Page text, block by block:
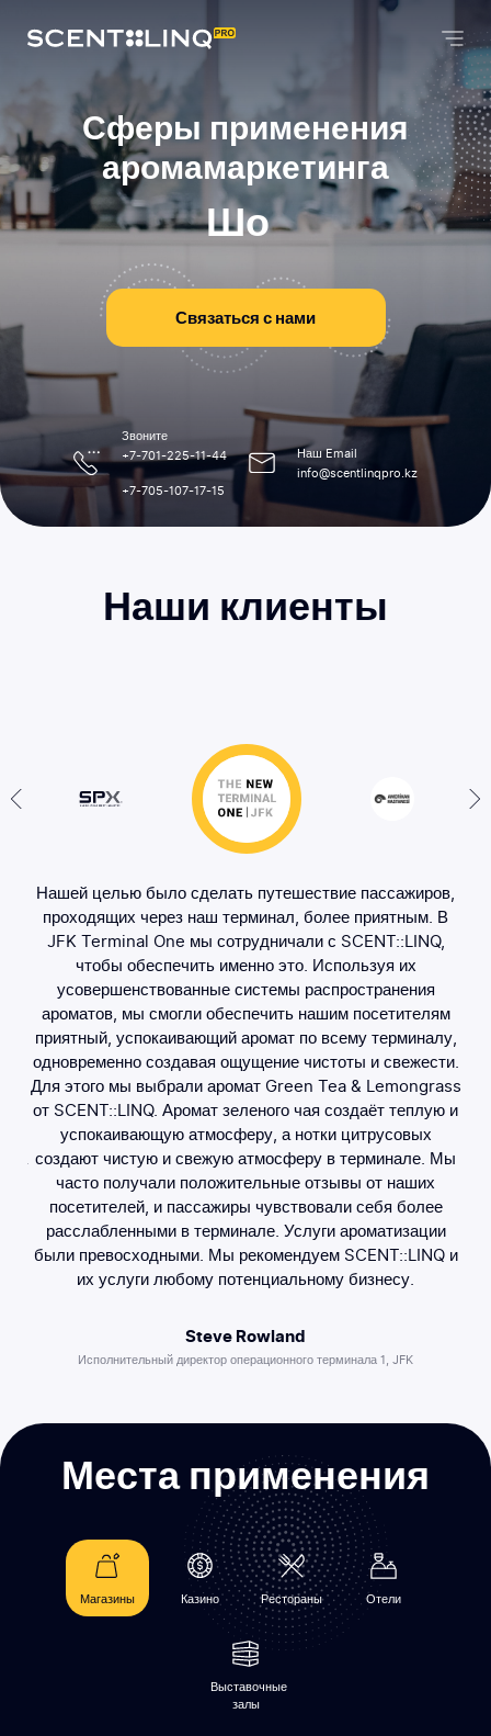
Сферы применения
аромамаркетинга
Шоурумы|
Связаться с нами
Звоните
+7-701-225-11-44
+7-705-107-17-15
Наш Email
info@scentlinqpro.kz
Наши клиенты
Нашей целью было сделать путешествие пассажиров,
проходящих через наш терминал, более приятным. В
JFK Terminal One мы сотрудничали с SCENT::LINQ,
чтобы обеспечить именно это. Используя их
усовершенствованные системы распространения
ароматов, мы смогли обеспечить нашим посетителям
приятный, успокаивающий аромат по всему терминалу,
одновременно создавая ощущение чистоты и свежести.
Для этого мы выбрали аромат Green Tea & Lemongrass
от SCENT::LINQ. Аромат зеленого чая создаёт теплую и
успокаивающую атмосферу, а нотки цитрусовых
создают чистую и свежую атмосферу в терминале. Мы
часто получали положительные отзывы от наших
посетителей, и пассажиры чувствовали себя более
расслабленными в терминале. Услуги ароматизации
были превосходными. Мы рекомендуем SCENT::LINQ и
их услуги любому потенциальному бизнесу.
Steve Rowland
Исполнительный директор операционного терминала 1, JFK
Местаприменения
Магазины Казино Рестораны Отели
Выставочные
залы